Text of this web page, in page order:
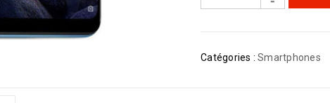
Catégories : Smartphones